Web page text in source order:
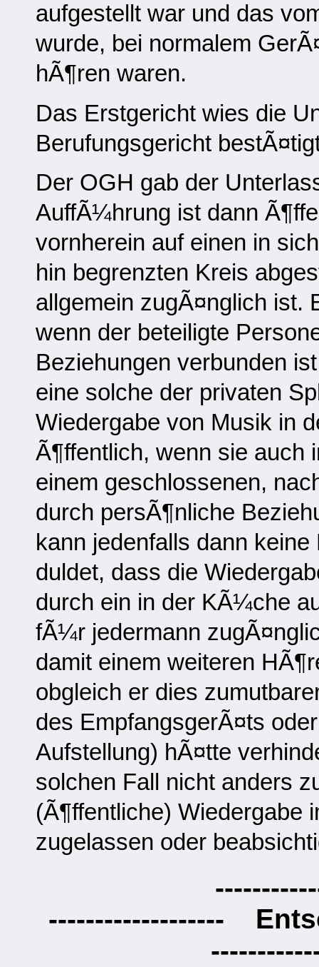
aufgestellt war und das
wurde, bei normalem
hÃ¶ren waren.
Das Erstgericht wies die
Berufungsgericht
Der OGH gab der
AuffÃ¼hrung ist dann
vornherein auf einen in
hin begrenzten Kreis
allgemein zugÃ¤nglich ist.
wenn der beteiligte
Beziehungen verbunden
eine solche der privaten
Wiedergabe von Musik in
Ã¶ffentlich, wenn sie auch
einem geschlossenen,
durch persÃ¶nliche
kann jedenfalls dann
duldet, dass die
durch ein in der KÃ¼che
fÃ¼r jedermann
damit einem weiteren
obgleich er dies
des EmpfangsgerÃ¤ts
Aufstellung) hÃ¤tte
solchen Fall nicht anders
(Ã¶ffentliche) Wiedergabe
zugelassen oder
-------------------